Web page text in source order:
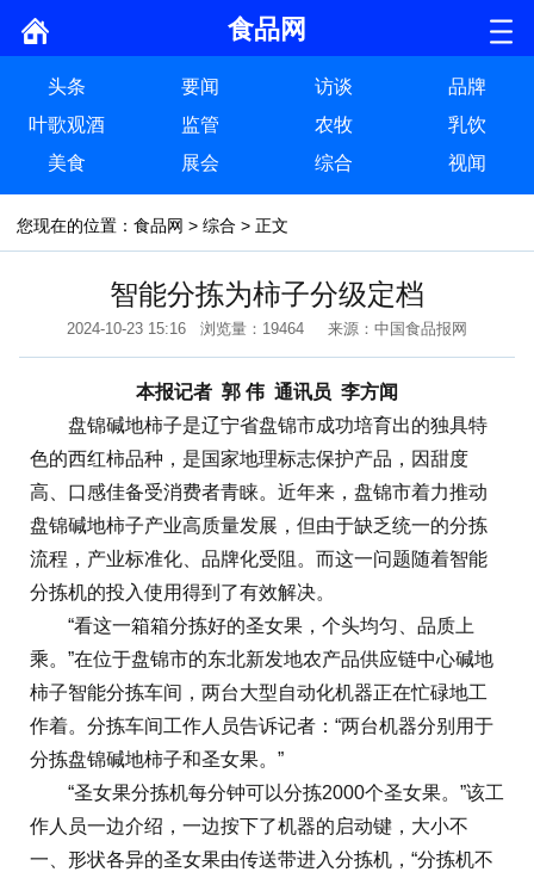
食品网
头条 要闻 访谈
品牌
叶歌观酒
监管 农牧
乳饮
美食
展会 综合 视闻
您现在的位置： 食品网 > 综合 > 正文
智能分拣为柿子分级定档
2024-10-23 15:16 浏览量：19464 来源：中国食品报网
本报记者 郭 伟 通讯员 李方闻
盘锦碱地柿子是辽宁省盘锦市成功培育出的独具特
色的西红柿品种，是国家地理标志保护产品，因甜度
高、口感佳备受消费者青睐。近年来，盘锦市着力推动
盘锦碱地柿子产业高质量发展，但由于缺乏统一的分拣
流程，产业标准化、品牌化受阻。而这一问题随着智能
分拣机的投入使用得到了有效解决。
“看这一箱箱分拣好的圣女果，个头均匀、品质上
乘。”在位于盘锦市的东北新发地农产品供应链中心碱地
柿子智能分拣车间，两台大型自动化机器正在忙碌地工
作着。分拣车间工作人员告诉记者：“两台机器分别用于
分拣盘锦碱地柿子和圣女果。”
“圣女果分拣机每分钟可以分拣2000个圣女果。”该工
作人员一边介绍，一边按下了机器的启动键，大小不
一、形状各异的圣女果由传送带进入分拣机，“分拣机不